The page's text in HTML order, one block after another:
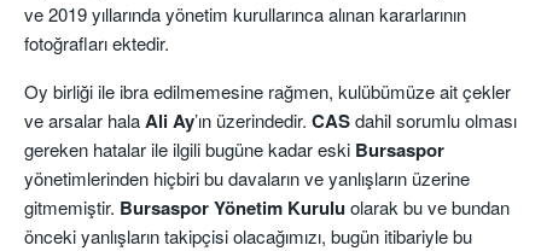
ve 2019 yıllarında yönetim kurullarınca alınan kararlarının
fotoğrafları ektedir.
Oy birliği ile ibra edilmemesine rağmen, kulübümüze ait çekler
ve arsalar halaAli Ay’ın üzerindedir. CASdahil sorumlu olması
gereken hatalar ile ilgili bugüne kadar eski Bursaspor
yönetimlerinden hiçbiri bu davaların ve yanlışların üzerine
gitmemiştir. Bursaspor Yönetim Kuruluolarak bu ve bundan
önceki yanlışların takipçisi olacağımızı, bugün itibariyle bu